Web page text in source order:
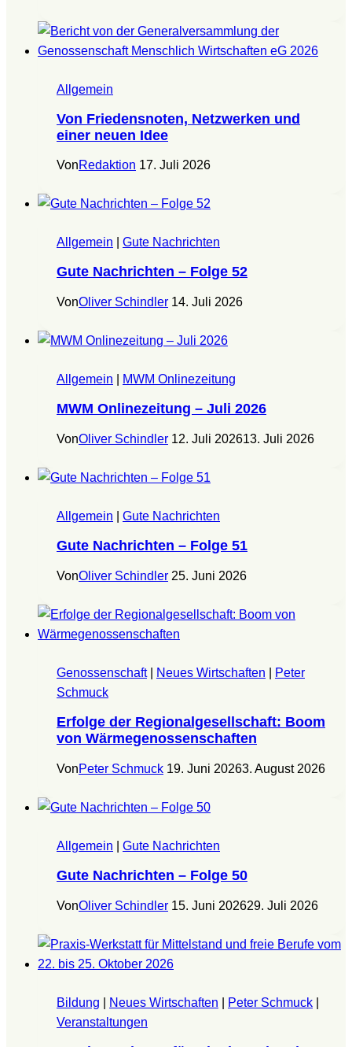
Allgemein
Von Friedensnoten, Netzwerken und
einer neuen Idee
VonRedaktion 17. Juli 2026
Allgemein Gute Nachrichten
Gute Nachrichten – Folge 52
VonOliver Schindler 14. Juli 2026
Allgemein MWM Onlinezeitung
MWM Onlinezeitung – Juli 2026
VonOliver Schindler 12. Juli 202613. Juli 2026
Allgemein Gute Nachrichten
Gute Nachrichten – Folge 51
VonOliver Schindler 25. Juni 2026
Genossenschaft| Neues Wirtschaften
Peter
Schmuck
Erfolge der Regionalgesellschaft: Boom
von Wärmegenossenschaften
VonPeter Schmuck 19. Juni 20263. August 2026
Allgemein Gute Nachrichten
Gute Nachrichten – Folge 50
VonOliver Schindler 15. Juni 202629. Juli 2026
Bildung Neues Wirtschaften Peter Schmuck
Veranstaltungen